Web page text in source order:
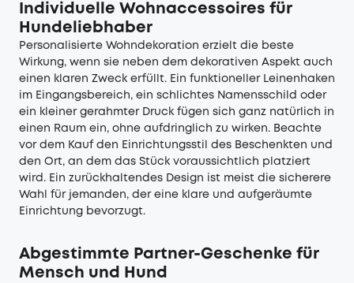
Individuelle Wohnaccessoires für
Hundeliebhaber
Personalisierte Wohndekoration erzielt die beste
Wirkung, wenn sie neben dem dekorativen Aspekt auch
einen klaren Zweck erfüllt. Ein funktioneller Leinenhaken
im Eingangsbereich, ein schlichtes Namensschild oder
ein kleiner gerahmter Druck fügen sich ganz natürlich in
einen Raum ein, ohne aufdringlich zu wirken. Beachte
vor dem Kauf den Einrichtungsstil des Beschenkten und
den Ort, an dem das Stück voraussichtlich platziert
wird. Ein zurückhaltendes Design ist meist die sicherere
Wahl für jemanden, der eine klare und aufgeräumte
Einrichtung bevorzugt.
Abgestimmte Partner-Geschenke für
Mensch und Hund